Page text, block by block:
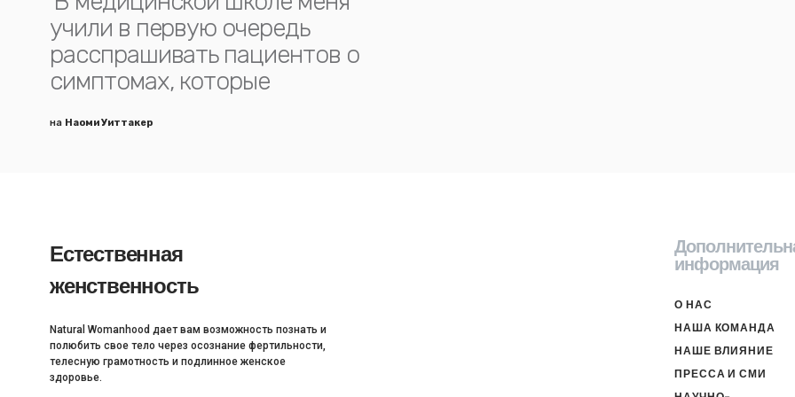
учили в первую очередь
расспрашивать пациентов о
симптомах, которые
на Наоми Уиттакер
Естественная
женственность
Natural Womanhood дает вам возможность познать и
полюбить свое тело через осознание фертильности,
телесную грамотность и подлинное женское
здоровье.
информация
О НАС
НАША КОМАНДА
НАШЕ ВЛИЯНИЕ
ПРЕССА И СМИ